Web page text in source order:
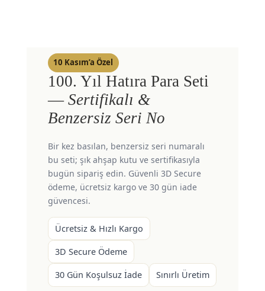
10 Kasım’a Özel
100. Yıl Hatıra Para Seti
— Sertifikalı &
Benzersiz Seri No
Bir kez basılan, benzersiz seri numaralı
bu seti; şık ahşap kutu ve sertifikasıyla
bugün sipariş edin. Güvenli 3D Secure
ödeme, ücretsiz kargo ve 30 gün iade
güvencesi.
Ücretsiz & Hızlı Kargo
3D Secure Ödeme
30 Gün Koşulsuz İade Sınırlı Üretim